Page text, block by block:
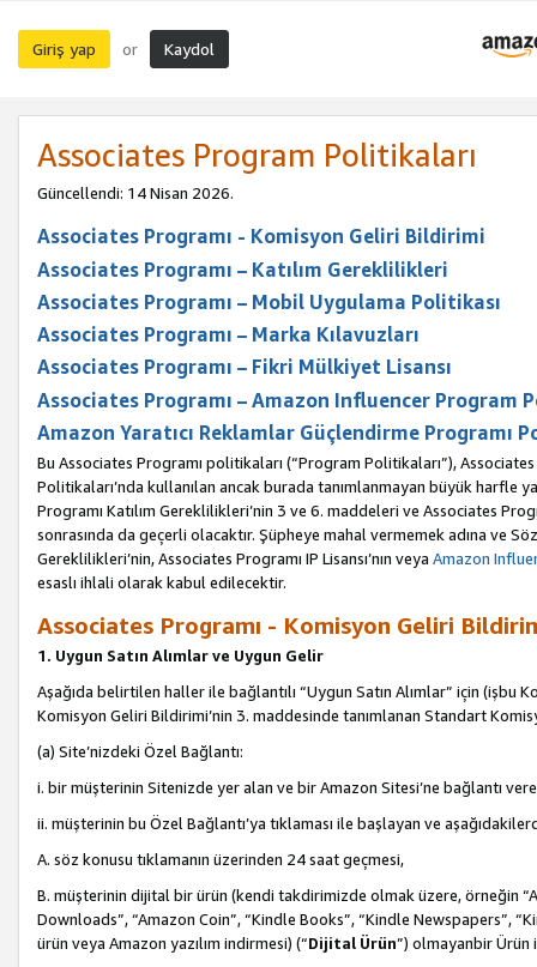
Giriş yap or Kaydol
Associates Program Politikaları
Güncellendi: 14 Nisan 2026.
Associates Programı - Komisyon Geliri Bildirimi
Associates Programı – Katılım Gereklilikleri
Associates Programı – Mobil Uygulama Politikası
Associates Programı – Marka Kılavuzları
Associates Programı – Fikri Mülkiyet Lisansı
Associates Programı – Amazon Influencer Program
Amazon Yaratıcı Reklamlar Güçlendirme Programı
Bu Associates Programı politikaları (“Program Politikaları”),
Politikaları’nda kullanılan ancak burada tanımlanmayan büyük harfle
Programı Katılım Gereklilikleri’nin 3 ve 6. maddeleri ve Associates
sonrasında da geçerli olacaktır. Şüpheye mahal vermemek adına ve
Gereklilikleri’nin, Associates Programı IP Lisansı’nın veya Amazon
esaslı ihlali olarak kabul edilecektir.
Associates Programı - Komisyon Geliri
1. Uygun Satın Alımlar ve Uygun Gelir
Aşağıda belirtilen haller ile bağlantılı “Uygun Satın Alımlar” için
Komisyon Geliri Bildirimi’nin 3. maddesinde tanımlanan Standart
(a) Site’nizdeki Özel Bağlantı:
i. bir müşterinin Sitenizde yer alan ve bir Amazon Sitesi’ne bağlantı
ii. müşterinin bu Özel Bağlantı’ya tıklaması ile başlayan ve
A. söz konusu tıklamanın üzerinden 24 saat geçmesi,
B. müşterinin dijital bir ürün (kendi takdirimizde olmak üzere, örneğin
Downloads”, “Amazon Coin”, “Kindle Books”, “Kindle Newspapers”,
ürün veya Amazon yazılım indirmesi) (“Dijital Ürün”) olmayanbir Ürün